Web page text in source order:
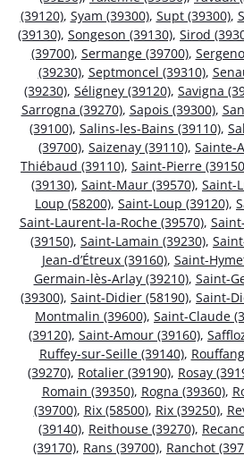
(39120), Syam (39300), Supt (39300),
(39130), Songeson (39130), Sirod
(39700), Sermange (39700),
(39230), Septmoncel (39310),
(39230), Séligney (39120), Savigna
Sarrogna (39270), Sapois (39300),
(39100), Salins-les-Bains (39110),
(39700), Saizenay (39110), Sainte-
Thiébaud (39110), Saint-Pierre
(39130), Saint-Maur (39570), Saint-
Loup (58200), Saint-Loup (39120),
Saint-Laurent-la-Roche (39570),
(39150), Saint-Lamain (39230),
Jean-d’Étreux (39160), Saint-
Germain-lès-Arlay (39210), Saint-
(39300), Saint-Didier (58190), Saint-
Montmalin (39600), Saint-Claude
(39120), Saint-Amour (39160),
Ruffey-sur-Seille (39140),
(39270), Rotalier (39190), Rosay
Romain (39350), Rogna (39360),
(39700), Rix (58500), Rix (39250),
(39140), Reithouse (39270),
(39170), Rans (39700), Ranchot